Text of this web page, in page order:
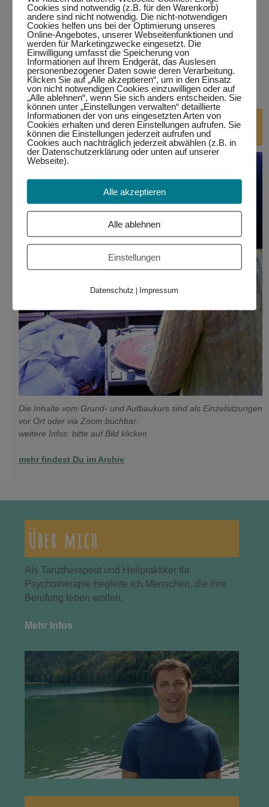
…in Wertach
alle Termine
bitte auf den jeweiligen Link klicken. Eine Teilnahme ist nur
mit Anmeldung möglich!
DJ-Kurse
Die Inhalte vom Grund- und Aufbaukurs sind als Einzelsitzungen
vor Ort oder via Zoom buchbar.
weitere Infos: bitte auf Bild klicken
mehr findest Du im Archiv
Über mich
Als Tanztherapeut und Heilpraktiker für
Psychotherapie begleite ich Menschen, die ihre
Berufung leben wollen.
Mehr Infos
Cookies sind notwendig (z.B. für den Warenkorb)
andere sind nicht notwendig. Die nicht-notwendigen
Cookies helfen uns bei der Optimierung unseres
Online-Angebotes, unserer Webseitenfunktionen und
werden für Marketingzwecke eingesetzt. Die
Einwilligung umfasst die Speicherung von
Informationen auf Ihrem Endgerät, das Auslesen
personenbezogener Daten sowie deren Verarbeitung.
Klicken Sie auf „Alle akzeptieren“, um in den Einsatz
von nicht notwendigen Cookies einzuwilligen oder auf
„Alle ablehnen“, wenn Sie sich anders entscheiden. Sie
können unter „Einstellungen verwalten“ detaillierte
Informationen der von uns eingesetzten Arten von
Cookies erhalten und deren Einstellungen aufrufen. Sie
können die Einstellungen jederzeit aufrufen und
Cookies auch nachträglich jederzeit abwählen (z.B. in
der Datenschutzerklärung oder unten auf unserer
Webseite).
Alle akzeptieren
Alle ablehnen
Einstellungen
Datenschutz | Impressum